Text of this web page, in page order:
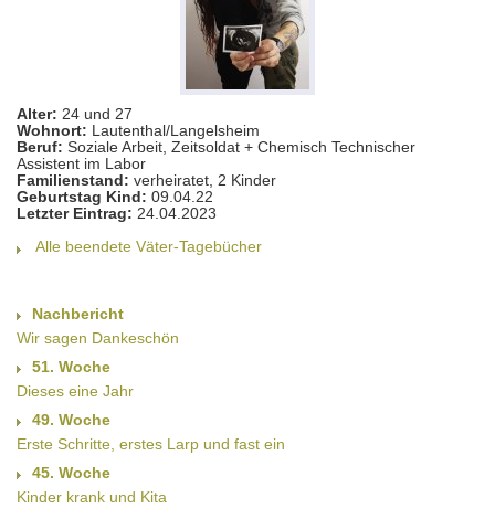
Alter: 24 und 27
Wohnort: Lautenthal/Langelsheim
Beruf: Soziale Arbeit, Zeitsoldat + Chemisch Technischer
Assistent im Labor
Familienstand: verheiratet, 2 Kinder
Geburtstag Kind: 09.04.22
Letzter Eintrag: 24.04.2023
Alle beendete Väter-Tagebücher
Nachbericht
Wir sagen Dankeschön
51. Woche
Dieses eine Jahr
49. Woche
Erste Schritte, erstes Larp und fast ein
45. Woche
Kinder krank und Kita